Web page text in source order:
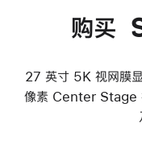
购买
27 英寸 5K 视网膜
像素 Center Stage